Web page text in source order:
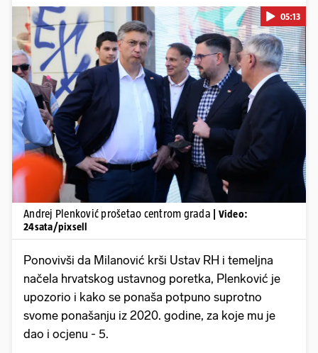
Pokretanje videa...
05:13
Andrej Plenković prošetao centrom grada
| Video:
24sata/pixsell
Ponovivši da Milanović krši Ustav RH i temeljna
načela hrvatskog ustavnog poretka, Plenković je
upozorio i kako se ponaša potpuno suprotno
svome ponašanju iz 2020. godine, za koje mu je
dao i ocjenu - 5.